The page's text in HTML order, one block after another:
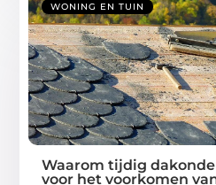
WONING EN TUIN
Waarom tijdig
voor het voorkomen